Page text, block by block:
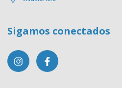
Sigamos conectados